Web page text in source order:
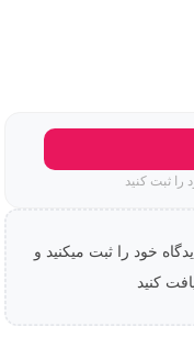
را ثبت کنید
خود را ثبت میکنید و
کنید